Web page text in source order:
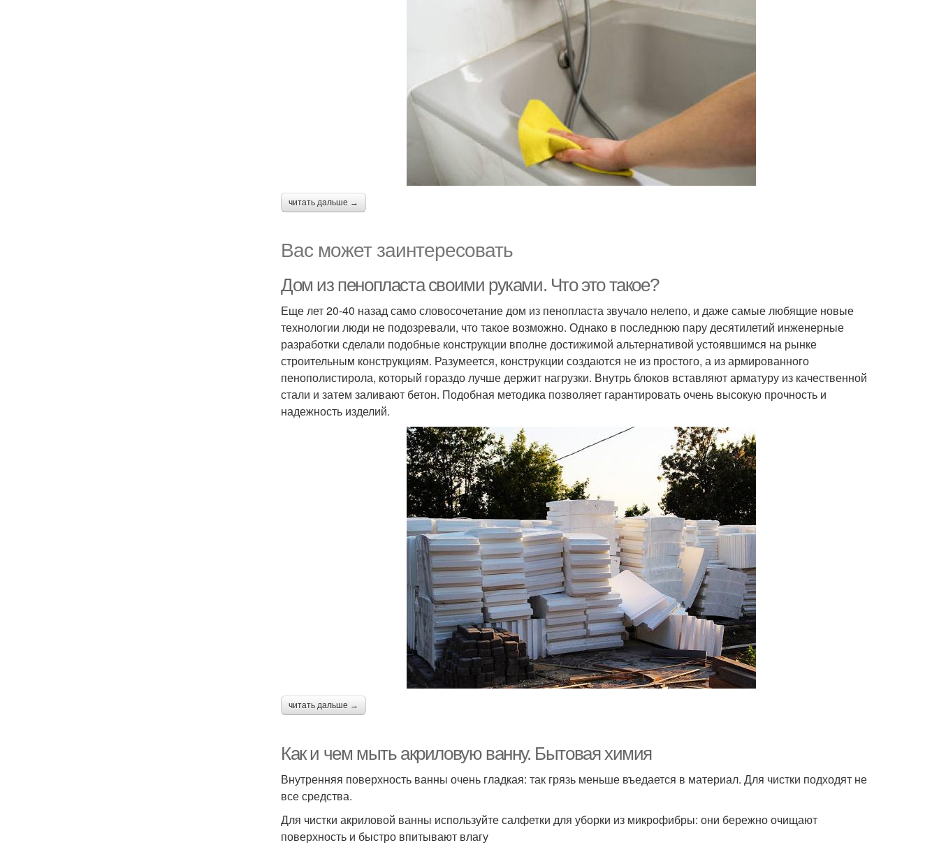
читать дальше →
Вас может заинтересовать
Дом из пенопласта своими руками. Что это такое?
Еще лет 20-40 назад само словосочетание дом из пенопласта звучало нелепо, и даже самые любящие новые
технологии люди не подозревали, что такое возможно. Однако в последнюю пару десятилетий инженерные
разработки сделали подобные конструкции вполне достижимой альтернативой устоявшимся на рынке
строительным конструкциям. Разумеется, конструкции создаются не из простого, а из армированного
пенополистирола, который гораздо лучше держит нагрузки. Внутрь блоков вставляют арматуру из качественной
стали и затем заливают бетон. Подобная методика позволяет гарантировать очень высокую прочность и
надежность изделий.
читать дальше →
Как и чем мыть акриловую ванну. Бытовая химия
Внутренняя поверхность ванны очень гладкая: так грязь меньше въедается в материал. Для чистки подходят не
все средства.
Для чистки акриловой ванны используйте салфетки для уборки из микрофибры: они бережно очищают
поверхность и быстро впитывают влагу